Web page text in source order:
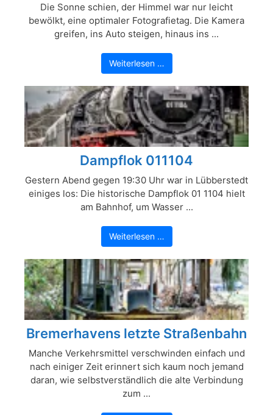
Die Sonne schien, der Himmel war nur leicht
bewölkt, eine optimaler Fotografietag. Die Kamera
greifen, ins Auto steigen, hinaus ins ...
Weiterlesen …
Dampflok 011104
Gestern Abend gegen 19:30 Uhr war in Lübberstedt
einiges los: Die historische Dampflok 01 1104 hielt
am Bahnhof, um Wasser ...
Weiterlesen …
Bremerhavens letzte Straßenbahn
Manche Verkehrsmittel verschwinden einfach und
nach einiger Zeit erinnert sich kaum noch jemand
daran, wie selbstverständlich die alte Verbindung
zum ...